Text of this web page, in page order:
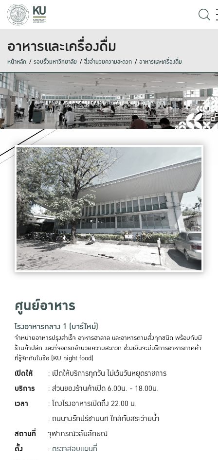
อาหารและเครื่องดื่ม
หน้าหลัก รอบรั้วมหาวิทยาลัย สิ่งอำนวยความสะดวก อาหารและเครื่องดื่ม
ศูนย์อาหาร
โรงอาหารกลาง 1 (บาร์ใหม่)
จำหน่ายอาหารปรุงสำเร็จ อาหารฮาลาล และอาหารตามสั่งทุกชนิด พร้อมกับมี
ร้านค้าปลีก และที่จอดรถอำนวยความสะดวก ช่วงเย็นจะมีบริการอาหารภาคค่ำ
ที่รู้จักกันในชื่อ (KU night food)
เปิดให้
บริการ
เวลา
สถานที่
ตั้ง
: เปิดให้บริการทุกวัน ไม่เว้นวันหยุดราชการ
: ส่วนของร้านค้าเปิด 6.00น. - 18.00น.
: โถงโรงอาหารเปิดถึง 22.00 น.
: ถนนจงรักปรีชานนท์ ใกล้กับสระว่ายน้ำ
จุฬาภรณ์วลัยลักษณ์
: ตรวจสอบแผนที่